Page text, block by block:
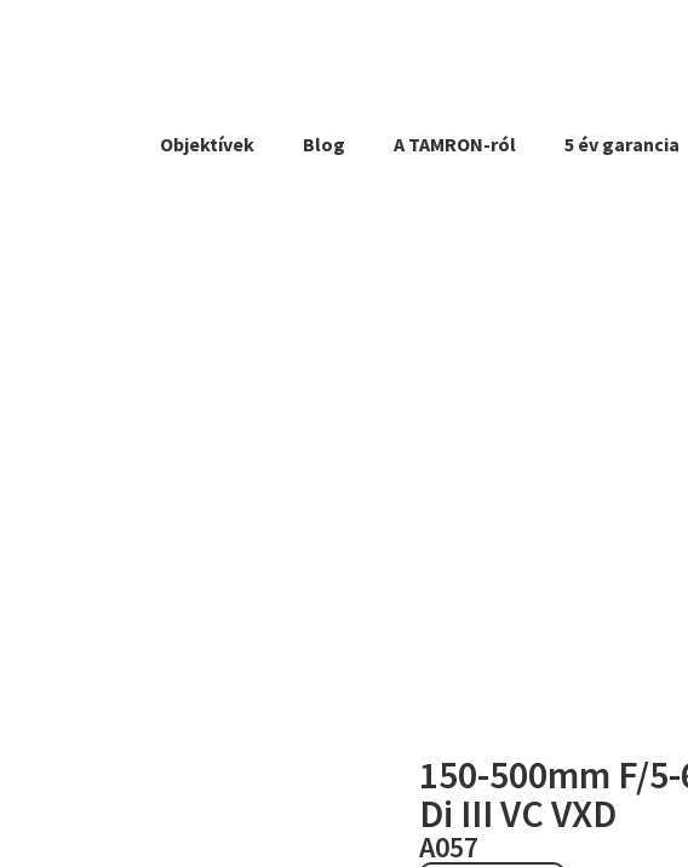
Objektívek Blog A TAMRON-ról 5 év garancia
150-500mm F/
Di III VC VXD
A057